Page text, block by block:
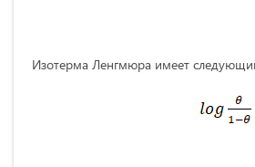
Изотерма Ленгмюра имеет